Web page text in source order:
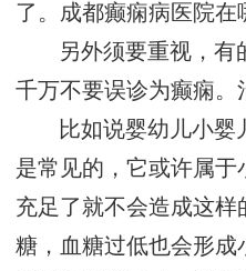
了。 成都癫痫病医院在
另外须要重视，有
千万不要误诊为癫痫
比如说婴幼儿小婴
是常见的，它或许属
充足了就不会造成这样
糖，血糖过低也会形